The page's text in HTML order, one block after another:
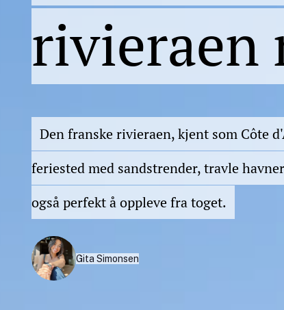
rivieraen
Den franske rivieraen, kjent som Côte
feriested med sandstrender, travle
også perfekt å oppleve fra toget.
Gita Simonsen